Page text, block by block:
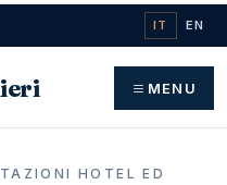
IT EN
MENU
HOTEL ED